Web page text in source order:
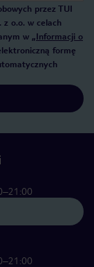
przez TUI
z o.o. w celach
w „Informacji o
formę